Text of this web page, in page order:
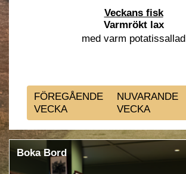
Veckans fisk
Varmrökt lax
med varm potatissallad
FÖREGÅENDE
VECKA
NUVARANDE
VECKA
Boka Bord